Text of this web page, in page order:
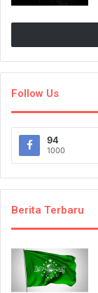
Follow Us
94
1000
Berita Terbaru